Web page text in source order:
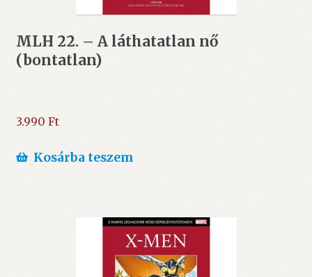
MLH 22. – A láthatatlan nő
(bontatlan)
3.990 Ft
Kosárba teszem